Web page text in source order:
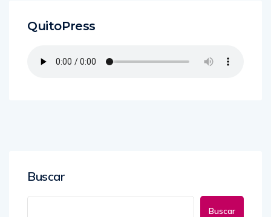
QuitoPress
Buscar
Buscar